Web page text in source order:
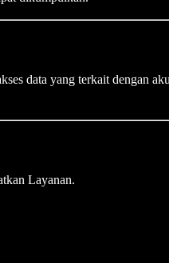
data yang terkait dengan
Layanan.